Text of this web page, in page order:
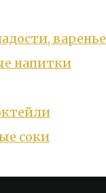
варенье
напитки
соки